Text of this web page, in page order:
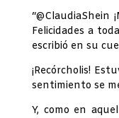
“@ClaudiaShein
Felicidades a
escribió en su
¡Recórcholis!
sentimiento se
Y, como en